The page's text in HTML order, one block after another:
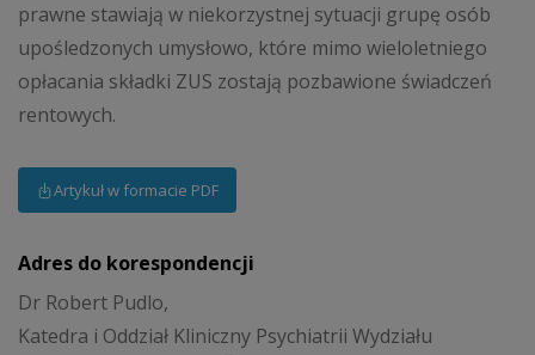
prawne stawiają w niekorzystnej sytuacji grupę osób
upośledzonych umysłowo, które mimo wieloletniego
opłacania składki ZUS zostają pozbawione świadczeń
rentowych.
Artykuł w formacie PDF
Adres do korespondencji
Dr Robert Pudlo,
Katedra i Oddział Kliniczny Psychiatrii Wydziału